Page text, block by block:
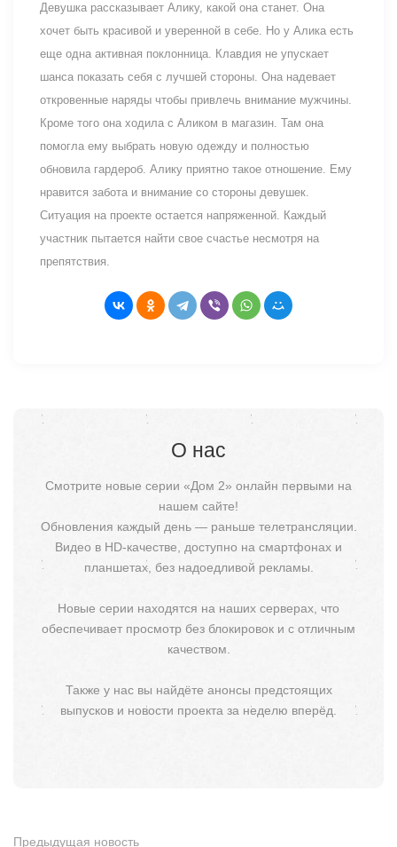
Девушка рассказывает Алику, какой она станет. Она
хочет быть красивой и уверенной в себе. Но у Алика есть
еще одна активная поклонница. Клавдия не упускает
шанса показать себя с лучшей стороны. Она надевает
откровенные наряды чтобы привлечь внимание мужчины.
Кроме того она ходила с Аликом в магазин. Там она
помогла ему выбрать новую одежду и полностью
обновила гардероб. Алику приятно такое отношение. Ему
нравится забота и внимание со стороны девушек.
Ситуация на проекте остается напряженной. Каждый
участник пытается найти свое счастье несмотря на
препятствия.
О нас
Смотрите новые серии «Дом 2» онлайн первыми на
нашем сайте!
Обновления каждый день — раньше телетрансляции.
Видео в HD-качестве, доступно на смартфонах и
планшетах, без надоедливой рекламы.
Новые серии находятся на наших серверах, что
обеспечивает просмотр без блокировок и с отличным
качеством.
Также у нас вы найдёте анонсы предстоящих
выпусков и новости проекта за неделю вперёд.
Предыдущая новость